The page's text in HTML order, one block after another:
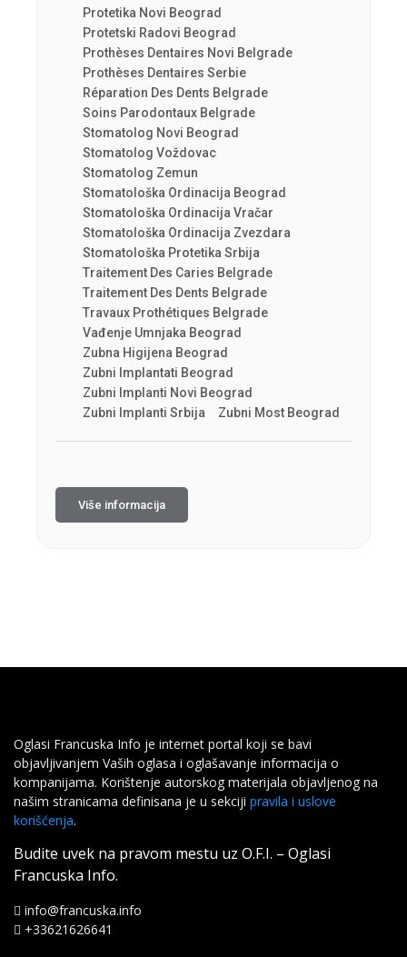
Protetika Novi Beograd
Protetski Radovi Beograd
Prothèses Dentaires Novi Belgrade
Prothèses Dentaires Serbie
Réparation Des Dents Belgrade
Soins Parodontaux Belgrade
Stomatolog Novi Beograd
Stomatolog Voždovac
Stomatolog Zemun
Stomatološka Ordinacija Beograd
Stomatološka Ordinacija Vračar
Stomatološka Ordinacija Zvezdara
Stomatološka Protetika Srbija
Traitement Des Caries Belgrade
Traitement Des Dents Belgrade
Travaux Prothétiques Belgrade
Vađenje Umnjaka Beograd
Zubna Higijena Beograd
Zubni Implantati Beograd
Zubni Implanti Novi Beograd
Zubni Implanti Srbija
Zubni Most Beograd
Više informacija
Oglasi Francuska Info je internet portal koji se bavi
objavljivanjem Vaših oglasa i oglašavanje informacija o
kompanijama. Korištenje autorskog materijala objavljenog na
našim stranicama definisana je u sekciji pravila i uslove
korišćenja.
Budite uvek na pravom mestu uz O.F.I. – Oglasi
Francuska Info.
info@francuska.info
+33621626641